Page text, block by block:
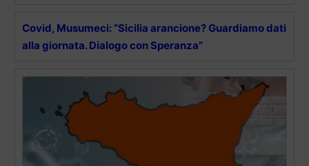
Covid, Musumeci: “Sicilia arancione? Guardiamo dati
alla giornata. Dialogo con Speranza”